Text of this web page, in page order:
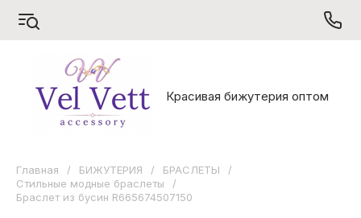
S
Sarrsa
V
Vel Vett
X
Красивая бижутерия оптом
Главная / БИЖУТЕРИЯ / БРАСЛЕТЫ
/
Стильные модные браслеты
/
Браслет из бусин R665674507150